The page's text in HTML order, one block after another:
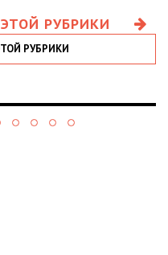
РУБРИКИ
РУБРИКИ